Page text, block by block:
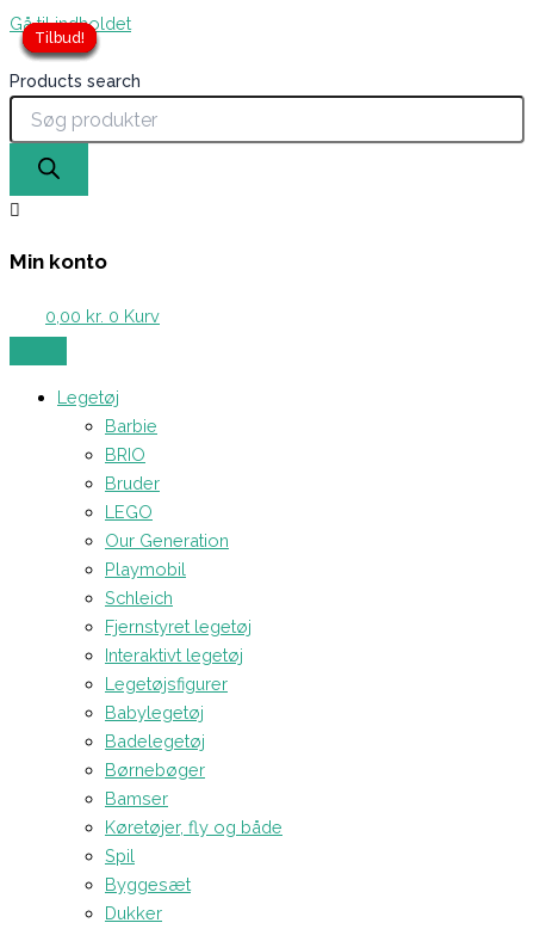
Gå til indholdet
Products search
Min konto
0,00 kr. 0 Kurv
Legetøj
Barbie
BRIO
Bruder
LEGO
Our Generation
Playmobil
Schleich
Fjernstyret legetøj
Interaktivt legetøj
Legetøjsfigurer
Babylegetøj
Badelegetøj
Børnebøger
Bamser
Køretøjer, fly og både
Spil
Byggesæt
Dukker
Tilbud!
Tilbud!
Tilbud!
Tilbud!
Tilbud!
Tilbud!
Tilbud!